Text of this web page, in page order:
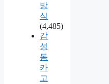
방
식
(4,485)
감
성
돔
카
고